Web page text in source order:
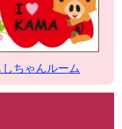
ちゃんルーム